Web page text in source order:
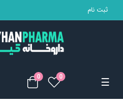
ثبت نام
0
0 Toggle
☰